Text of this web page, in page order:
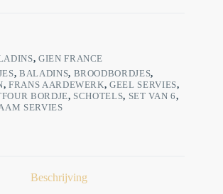
, GIEN FRANCE
,BALADINS, BROODBORDJES,
,FRANS AARDEWERK,GEEL SERVIES,
BORDJE, SCHOTELS, SET VAN 6,
SERVIES
Beschrijving